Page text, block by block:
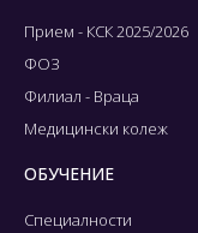
Прием - КСК 2025/2026
ФОЗ
Филиал - Враца
Медицински колеж
ОБУЧЕНИЕ
Специалности